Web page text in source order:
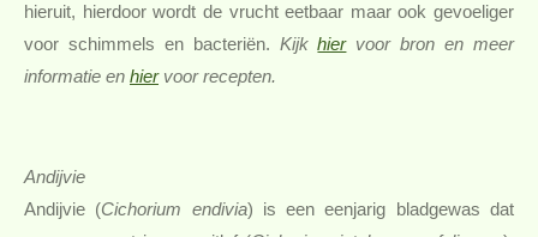
hieruit, hierdoor wordt de vrucht eetbaar maar ook gevoeliger
voor schimmels en bacteriën. Kijkhiervoor bron en meer
informatie en hiervoor recepten.
Andijvie
Andijvie (Cichorium endivia) is een eenjarig bladgewas dat